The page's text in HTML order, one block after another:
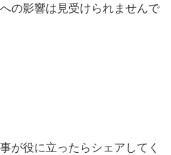
の影響は見受けられませんで
が役に立ったらシェアしてく